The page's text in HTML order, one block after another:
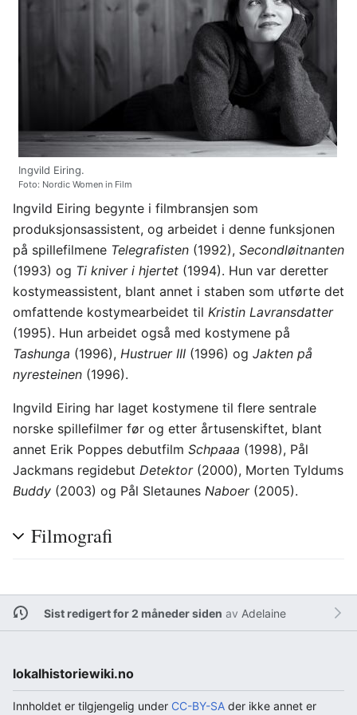
Ingvild Eiring.
Foto: Nordic Women in Film
Ingvild Eiring begynte i filmbransjen som
produksjonsassistent, og arbeidet i denne funksjonen
på spillefilmene Telegrafisten (1992), Secondløitnanten
(1993) og Ti kniver i hjertet (1994). Hun var deretter
kostymeassistent, blant annet i staben som utførte det
omfattende kostymearbeidet til Kristin Lavransdatter
(1995). Hun arbeidet også med kostymene på
Tashunga (1996), Hustruer III (1996) og Jakten på
nyresteinen (1996).
Ingvild Eiring har laget kostymene til flere sentrale
norske spillefilmer før og etter årtusenskiftet, blant
annet Erik Poppes debutfilm Schpaaa (1998), Pål
Jackmans regidebut Detektor(2000), Morten Tyldums
Buddy (2003) og Pål Sletaunes Naboer(2005).
Filmografi
Sist redigert for 2 måneder siden av Adelaine
lokalhistoriewiki.no
Innholdet er tilgjengelig under CC-BY-SA der ikke annet er